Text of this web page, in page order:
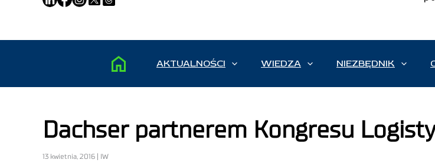
AKTUALNOŚCI WIEDZA NIEZBĘDNIK
Dachser partnerem Kongresu
13 kwietnia, 2016 | IW